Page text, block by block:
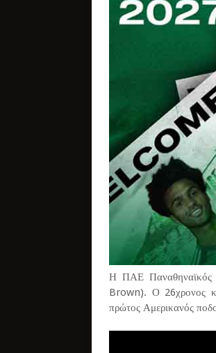
Η ΠΑΕ Παναθηναϊκός
Brown). Ο 26χρονος
πρώτος Αμερικανός